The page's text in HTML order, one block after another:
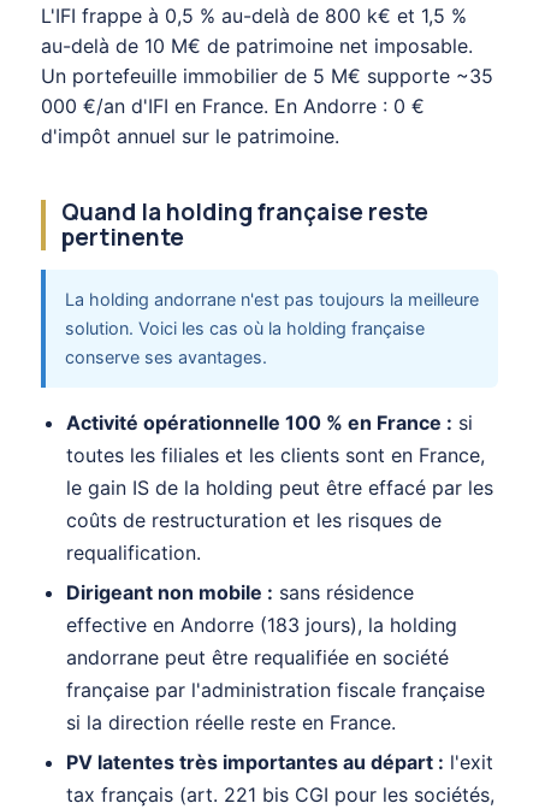
L'IFI frappe à 0,5 % au-delà de 800 k€ et 1,5 %
au-delà de 10 M€ de patrimoine net imposable.
Un portefeuille immobilier de 5 M€ supporte ~35
000 €/an d'IFI en France. En Andorre : 0 €
d'impôt annuel sur le patrimoine.
Quand la holding française reste
pertinente
La holding andorrane n'est pas toujours la meilleure
solution. Voici les cas où la holding française
conserve ses avantages.
Activité opérationnelle 100 % en France : si
toutes les filiales et les clients sont en France,
le gain IS de la holding peut être effacé par les
coûts de restructuration et les risques de
requalification.
Dirigeant non mobile : sans résidence
effective en Andorre (183 jours), la holding
andorrane peut être requalifiée en société
française par l'administration fiscale française
si la direction réelle reste en France.
PV latentes très importantes au départ : l'exit
tax français (art. 221 bis CGI pour les sociétés,